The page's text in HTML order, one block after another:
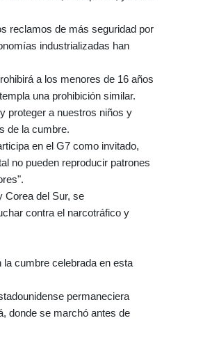
reclamos de más seguridad por
industrializadas han
a los menores de 16 años
una prohibición similar.
proteger a nuestros niños y
de la cumbre.
en el G7 como invitado,
no pueden reproducir patrones
Corea del Sur, se
contra el narcotráfico y
la cumbre celebrada en esta
permaneciera
donde se marchó antes de